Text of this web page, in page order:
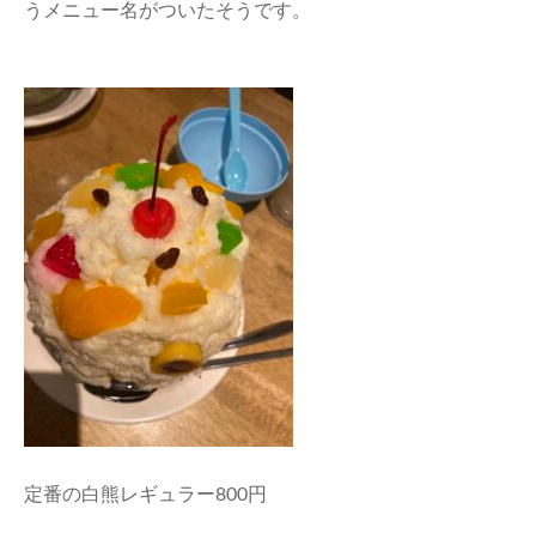
うメニュー名がついたそうです。
定番の白熊レギュラー800円